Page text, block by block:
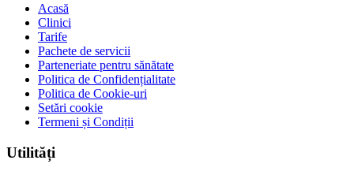
Acasă
Clinici
Tarife
Pachete de servicii
Parteneriate pentru sănătate
Politica de Confidențialitate
Politica de Cookie-uri
Setări cookie
Termeni și Condiții
Utilități